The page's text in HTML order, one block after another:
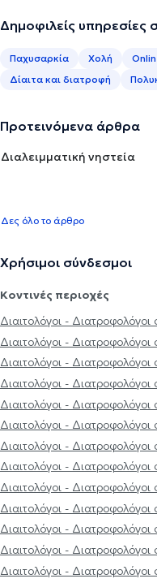
Δημοφιλείς υπηρεσίες
Παχυσαρκία Χολή
Δίαιτα και διατροφή
Προτεινόμενα άρθρα
Διαλειμματική νηστεία
Δες όλο το άρθρο
Χρήσιμοι σύνδεσμοι
Κοντινές περιοχές
Διαιτολόγοι -
Διαιτολόγοι -
Διαιτολόγοι -
Διαιτολόγοι -
Διαιτολόγοι - Διατροφολόγοι
Διαιτολόγοι -
Διαιτολόγοι -
Διαιτολόγοι - Διατροφολόγοι
Διαιτολόγοι -
Διαιτολόγοι -
Διαιτολόγοι -
Διαιτολόγοι -
Διαιτολόγοι -